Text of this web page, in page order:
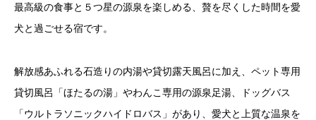
最高級の食事と５つ星の源泉を楽しめる、贅を尽くした時間を愛
犬と過ごせる宿です。
解放感あふれる石造りの内湯や貸切露天風呂に加え、ペット専用
貸切風呂「ほたるの湯」やわんこ専用の源泉足湯、ドッグバス
「ウルトラソニックハイドロバス」があり、愛犬と上質な温泉を